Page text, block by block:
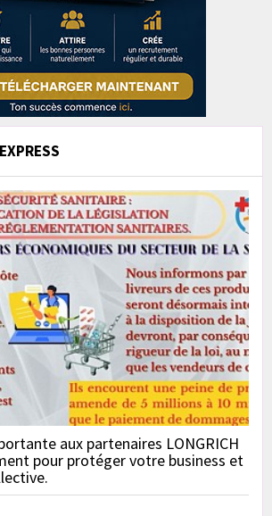
aux partenaires LONGRICH
pour protéger votre business et